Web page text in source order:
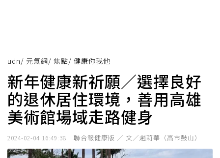
udn/ 元氣網/ 焦點/ 健康你我他
新年健康新祈願／選擇良好
的退休居住環境，善用高雄
美術館場域走路健身
2024-02-04 16:49:38 聯合報健康版 ／ 文／趙莉華（高市鼓山）